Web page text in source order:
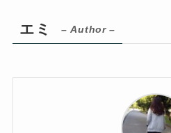
エミ – Author –